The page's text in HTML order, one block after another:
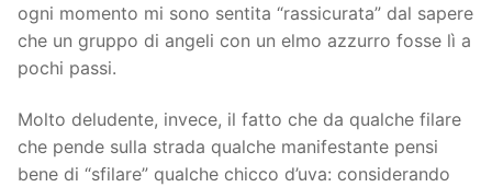
ogni momento mi sono sentita “rassicurata” dal sapere
che un gruppo di angeli con un elmo azzurro fosse lì a
pochi passi.
Molto deludente, invece, il fatto che da qualche filare
che pende sulla strada qualche manifestante pensi
bene di “sfilare” qualche chicco d’uva: considerando